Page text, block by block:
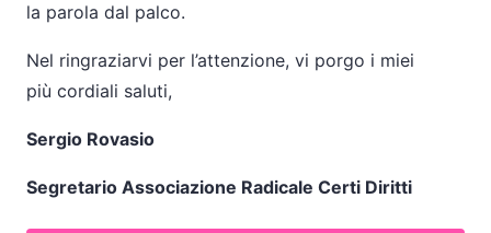
la parola dal palco.
Nel ringraziarvi per l’attenzione, vi porgo i miei
più cordiali saluti,
Sergio Rovasio
Segretario Associazione Radicale Certi Diritti